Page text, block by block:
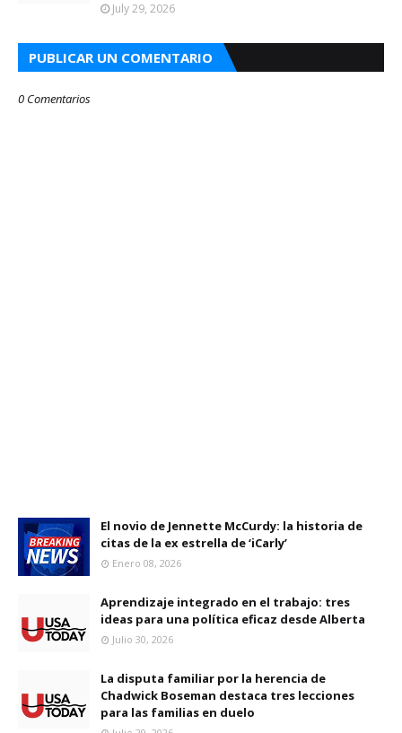
July 29, 2026
PUBLICAR UN COMENTARIO
0 Comentarios
El novio de Jennette McCurdy: la historia de
citas de la ex estrella de ‘iCarly’
Enero 08, 2026
Aprendizaje integrado en el trabajo: tres
ideas para una política eficaz desde Alberta
Julio 30, 2026
La disputa familiar por la herencia de
Chadwick Boseman destaca tres lecciones
para las familias en duelo